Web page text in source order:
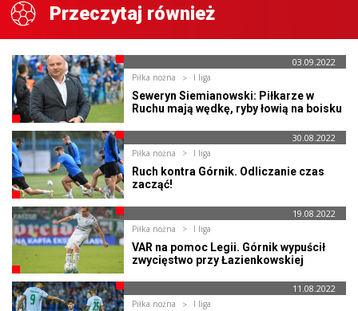
Przeczytaj również
03.09.2022
Piłka nożna I liga
Seweryn Siemianowski: Piłkarze w
Ruchu mają wędkę, ryby łowią na boisku
30.08.2022
Piłka nożna I liga
Ruch kontra Górnik. Odliczanie czas
zacząć!
19.08.2022
Piłka nożna I liga
VAR na pomoc Legii. Górnik wypuścił
zwycięstwo przy Łazienkowskiej
11.08.2022
Piłka nożna I liga